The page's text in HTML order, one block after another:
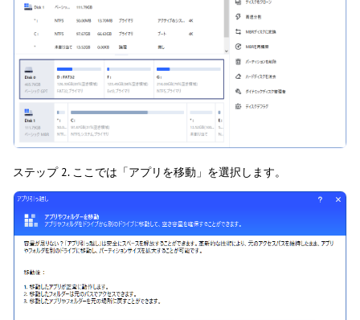
ステップ 2. ここでは「アプリを移動」を選択します。